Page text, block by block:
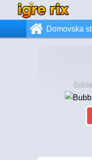
Domovska